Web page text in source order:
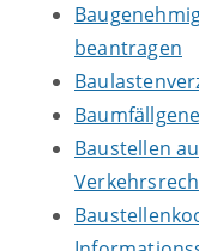
beantragen
Baustellen